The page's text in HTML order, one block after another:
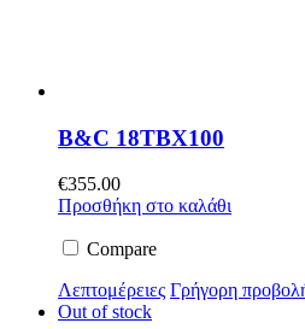
B&C 18TBX100
€355.00
Προσθήκη στο καλάθι
Compare
Λεπτομέρειες Γρήγορη
Out of stock